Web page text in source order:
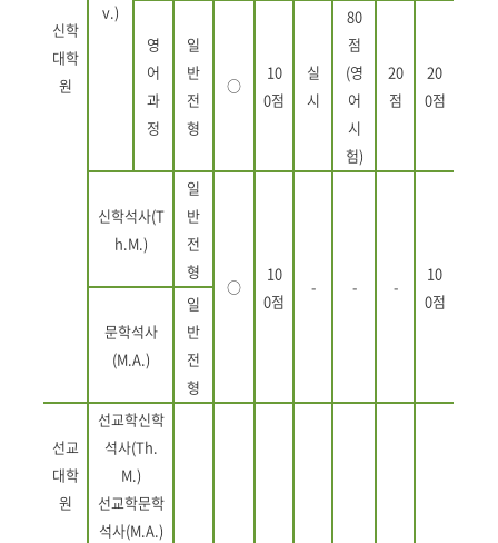
신학
대학
원
v.)
영
어
과
정
일
반
전
형
○
10
0점
실
시
80
점
(영
어
시
험)
20
점
20
0점
신학석사(T
h.M.)
일
반
전
형
○
10
0점
- - -
10
0점
문학석사
(M.A.)
일
반
전
형
선교
대학
원
선교학신학
석사(Th.
M.)
선교학문학
석사(M.A.)